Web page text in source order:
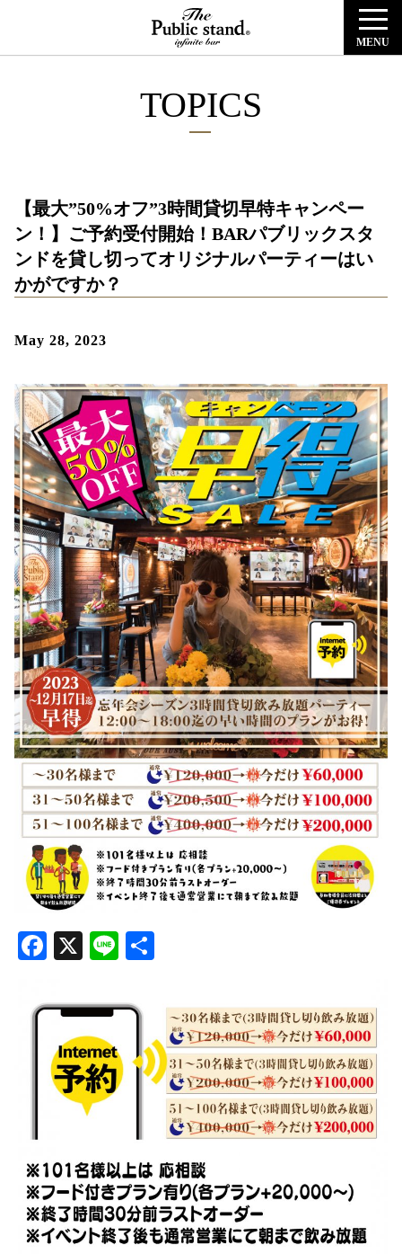
MENU
TOPICS
【最大”50%オフ”3時間貸切早特キャンペー
ン！】ご予約受付開始！BARパブリックスタ
ンドを貸し切ってオリジナルパーティーはい
かがですか？
May 28, 2023
Facebook
X Line